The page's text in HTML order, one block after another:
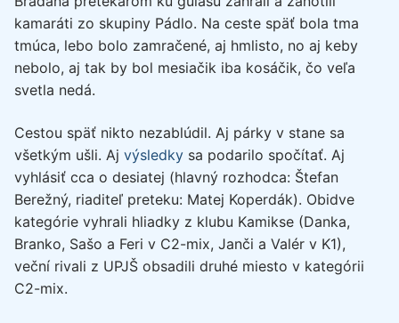
kamaráti zo skupiny Pádlo. Na ceste späť bola tma
tmúca, lebo bolo zamračené, aj hmlisto, no aj keby
nebolo, aj tak by bol mesiačik iba kosáčik, čo veľa
svetla nedá.
Cestou späť nikto nezablúdil. Aj párky v stane sa
všetkým ušli. Aj výsledky sa podarilo spočítať. Aj
vyhlásiť cca o desiatej (hlavný rozhodca: Štefan
Berežný, riaditeľ preteku: Matej Koperdák). Obidve
kategórie vyhrali hliadky z klubu Kamikse (Danka,
Branko, Sašo a Feri v C2-mix, Janči a Valér v K1),
veční rivali z UPJŠ obsadili druhé miesto v kategórii
C2-mix.